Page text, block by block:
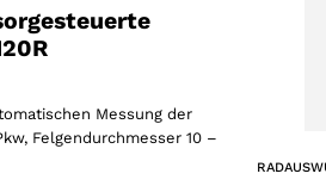
Messung der
Felgendurchmesser 10 –